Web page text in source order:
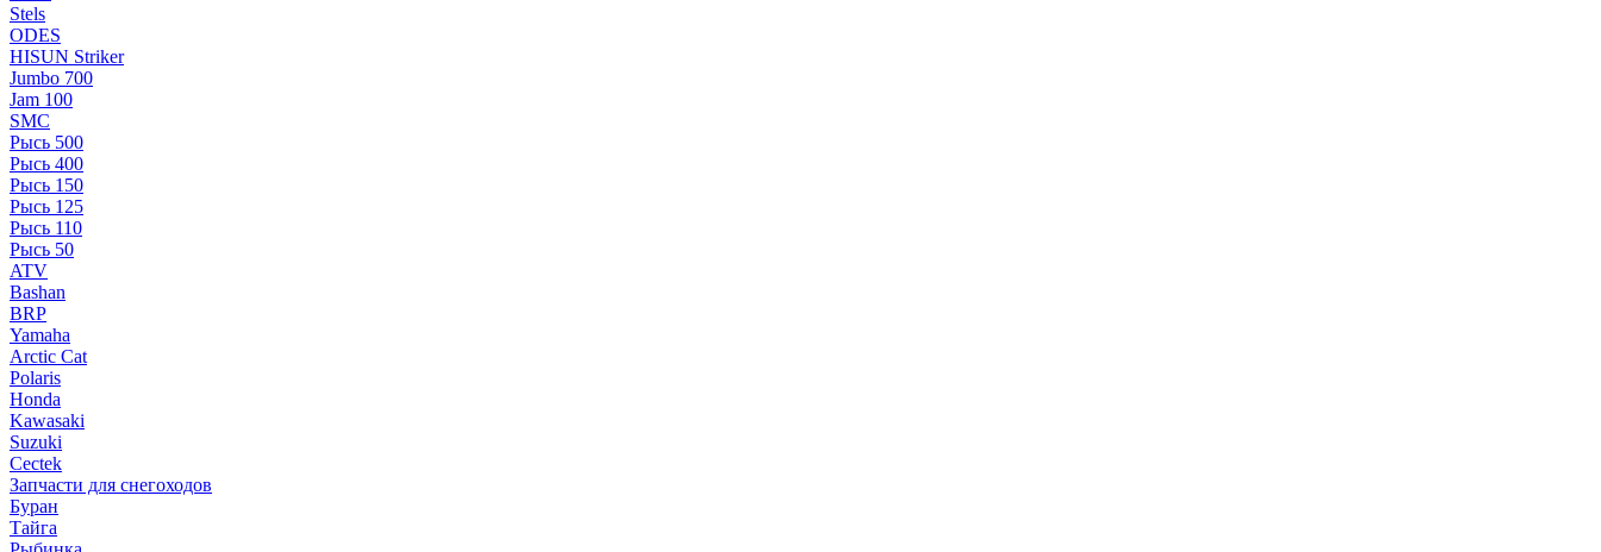
Stels
ОDЕS
HISUN Striker
Jumbo 700
Jam 100
SMC
Рысь 500
Рысь 400
Рысь 150
Рысь 125
Рысь 110
Рысь 50
ATV
Bashan
BRP
Yamaha
Arctic Cat
Polaris
Honda
Kawasaki
Suzuki
Cectek
Запчасти для снегоходов
Буран
Тайга